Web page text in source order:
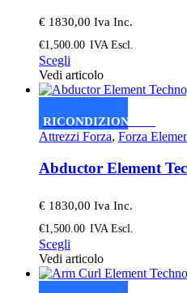
nella
del
prodotto
€ 1830,00 Iva Inc.
€1,500.00 IVA Escl.
Scegli
prodotto
ha
varianti.
Le
opzioni
possono
essere
nella
del
prodotto
Vedi articolo
RICONDIZIONATO
Attrezzi Forza, Forza
Abductor Element
€ 1830,00 Iva Inc.
€1,500.00 IVA Escl.
Scegli
prodotto
ha
Vedi articolo